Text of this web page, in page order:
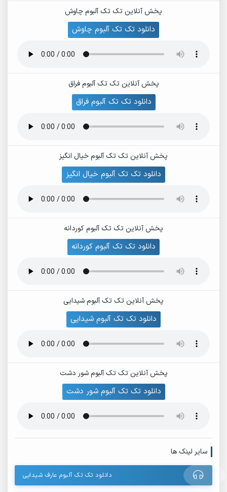
پخش آنلاین تک تک آلبوم چاوش
دانلود تک تک آلبوم چاوش
پخش آنلاین تک تک آلبوم فراق
دانلود تک تک آلبوم فراق
پخش آنلاین تک تک آلبوم خیال انگیز
دانلود تک تک آلبوم خیال انگیز
پخش آنلاین تک تک آلبوم کوردانه
دانلود تک تک آلبوم کوردانه
پخش آنلاین تک تک آلبوم شیدایی
دانلود تک تک آلبوم شیدایی
پخش آنلاین تک تک آلبوم شور دشت
دانلود تک تک آلبوم شور دشت
سایر لینک ها
دانلود تک تک آلبوم عارف شیدایی